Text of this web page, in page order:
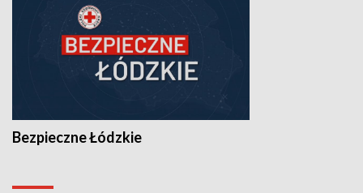
Bezpieczne Łódzkie